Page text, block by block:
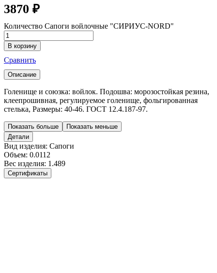
3870 ₽
Количество Сапоги войлочные "СИРИУС-NORD"
В корзину
Сравнить
Описание
Голенище и союзка: войлок. Подошва: морозостойкая резина,
клеепрошивная, регулируемое голенище, фольгированная
стелька, Размеры: 40-46. ГОСТ 12.4.187-97.
Показать больше
Показать меньше
Детали
Вид изделия: Сапоги
Объем: 0.0112
Вес изделия: 1.489
Сертификаты